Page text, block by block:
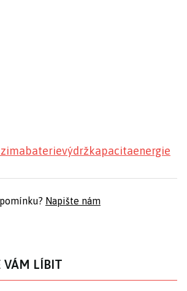
zimabaterievýdržkapacitaenergie
Napište nám
VÁM LÍBIT